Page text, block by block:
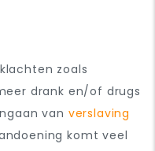
zoals
drank en/of drugs
van verslaving
komt veel